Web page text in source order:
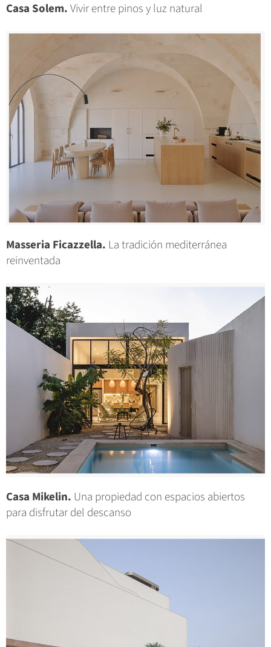
Casa Solem.Vivir entre pinos y luz natural
Masseria Ficazzella. La tradición mediterránea
reinventada
Casa Mikelin. Una propiedad con espacios abiertos
para disfrutar del descanso